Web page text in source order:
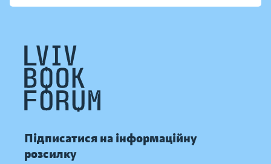
Підписатися на інформаційну
розсилку